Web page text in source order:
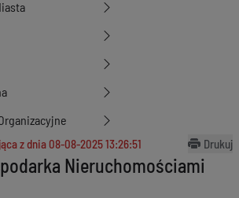
z dnia 08-08-2025 13:26:51 Drukuj
Nieruchomościami